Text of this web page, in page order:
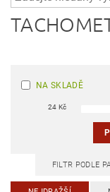
NA SKLADĚ
24 Kč
FILTR PODLE